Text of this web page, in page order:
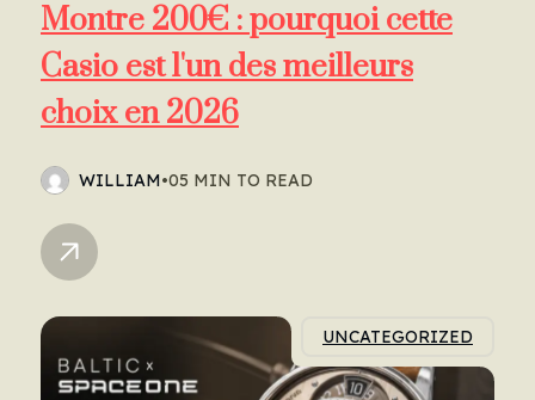
Montre 200€ : pourquoi cette
Casio est l'un des meilleurs
choix en 2026
WILLIAM•05 MIN TO READ
UNCATEGORIZED